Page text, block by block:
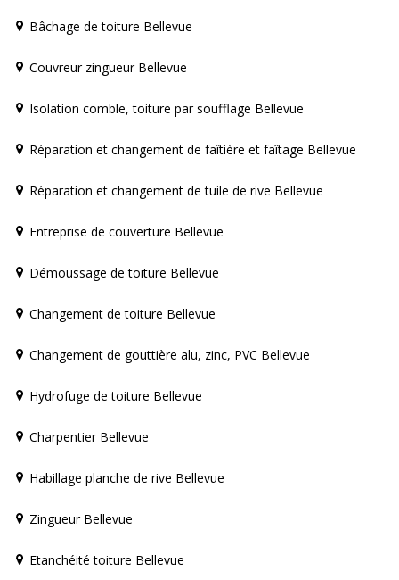
Bâchage de toiture Bellevue
Couvreur zingueur Bellevue
Isolation comble, toiture par soufflage Bellevue
Réparation et changement de faîtière et faîtage Bellevue
Réparation et changement de tuile de rive Bellevue
Entreprise de couverture Bellevue
Démoussage de toiture Bellevue
Changement de toiture Bellevue
Changement de gouttière alu, zinc, PVC Bellevue
Hydrofuge de toiture Bellevue
Charpentier Bellevue
Habillage planche de rive Bellevue
Zingueur Bellevue
Etanchéité toiture Bellevue